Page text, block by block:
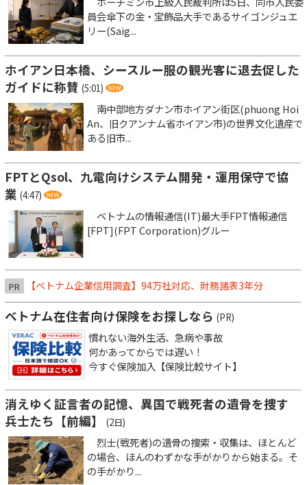
員会傘下の金・宝飾品大手であるサイゴンジュエ
リー(Saig...
ホイアン日本橋、シースルー服の観光客に退去促した
ガイドに称賛 (5:01)
南中部地方ダナン市ホイアン街区(phuong Hoi
An、旧クアンナム省ホイアン市)の世界文化遺産で
ある旧市...
FPTとQsol、九電向けシステム開発・運用保守で協
業 (4:47)
ベトナムの情報通信(IT)最大手FPT情報通信
[FPT](FPT Corporation)グルー
PR 【ベトナム企業信用調査】94万社対応、財務諸表3年分
ベトナム在住者向け保険をお探しなら (PR)
慣れない海外生活、急病や事故
何かあってからでは遅い！
今すぐ保険加入【保険比較サイト】
消えゆく証言者の記憶、異国で戦死者の遺骨を捜す
兵士たち【前編】
(2日)
烈士(戦死者)の遺骨の捜索・収集は、ほとんど
の場合、ほんのわずかな手がかりから始まる。そ
の手がかり...